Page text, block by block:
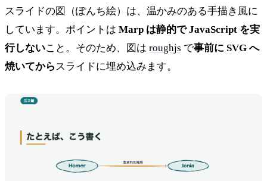
スライドの図（ぽんち絵）は、温かみのある手描き風に
しています。ポイントは Marp は静的で JavaScript を実
行しないこと。そのため、図は roughjs で事前に SVG へ
焼いてからスライドに埋め込みます。